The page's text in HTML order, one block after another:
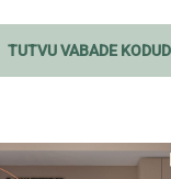
TUTVU VABADE